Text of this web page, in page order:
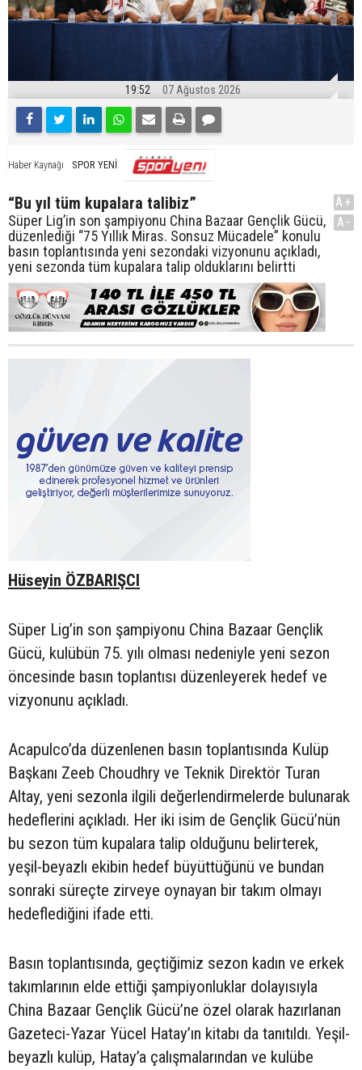
19:52 07 Ağustos 2026
Haber Kaynağı SPOR YENİ
“Bu yıl tüm kupalara talibiz”
Süper Lig’in son şampiyonu China Bazaar Gençlik Gücü,
düzenlediği “75 Yıllık Miras. Sonsuz Mücadele” konulu
basın toplantısında yeni sezondaki vizyonunu açıkladı,
yeni sezonda tüm kupalara talip olduklarını belirtti
A+
A-
Hüseyin ÖZBARIŞCI
Süper Lig’in son şampiyonu China Bazaar Gençlik
Gücü, kulübün 75. yılı olması nedeniyle yeni sezon
öncesinde basın toplantısı düzenleyerek hedef ve
vizyonunu açıkladı.
Acapulco’da düzenlenen basın toplantısında Kulüp
Başkanı Zeeb Choudhry ve Teknik Direktör Turan
Altay, yeni sezonla ilgili değerlendirmelerde bulunarak
hedeflerini açıkladı. Her iki isim de Gençlik Gücü’nün
bu sezon tüm kupalara talip olduğunu belirterek,
yeşil-beyazlı ekibin hedef büyüttüğünü ve bundan
sonraki süreçte zirveye oynayan bir takım olmayı
hedeflediğini ifade etti.
Basın toplantısında, geçtiğimiz sezon kadın ve erkek
takımlarının elde ettiği şampiyonluklar dolayısıyla
China Bazaar Gençlik Gücü’ne özel olarak hazırlanan
Gazeteci-Yazar Yücel Hatay’ın kitabı da tanıtıldı. Yeşil-
beyazlı kulüp, Hatay’a çalışmalarından ve kulübe